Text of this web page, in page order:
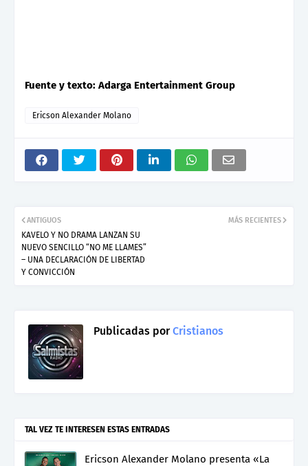
Fuente y texto: Adarga Entertainment Group
Ericson Alexander Molano
MÁS RECIENTES
ANTIGUOS
KAVELO Y NO DRAMA LANZAN SU
NUEVO SENCILLO “NO ME LLAMES”
– UNA DECLARACIÓN DE LIBERTAD
Y CONVICCIÓN
Publicadas porCristianos
TAL VEZ TE INTERESEN ESTAS ENTRADAS
Ericson Alexander Molano presenta «La